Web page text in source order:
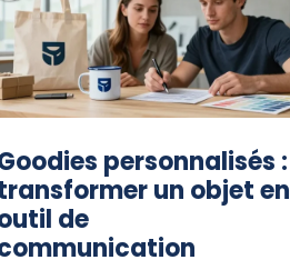
personnalisés :
un objet en
de